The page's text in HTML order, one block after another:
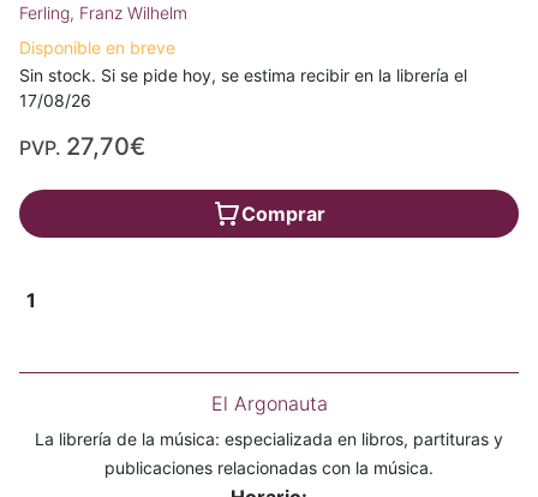
Ferling, Franz Wilhelm
Disponible en breve
Sin stock. Si se pide hoy, se estima recibir en la librería el
17/08/26
PVP. 27,70€
Comprar
1
El Argonauta
La librería de la música: especializada en libros, partituras y
publicaciones relacionadas con la música.